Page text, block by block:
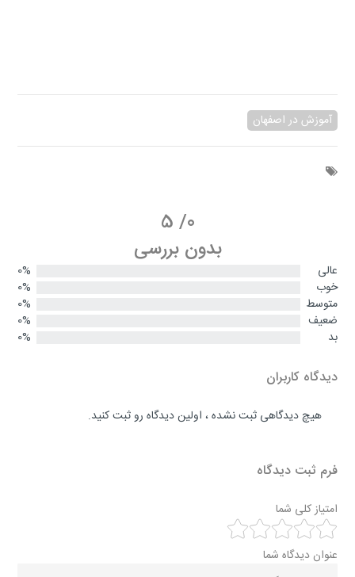
آموزش در اصفهان
0
/
5
بدون بررسی
عالی
0%
خوب
0%
متوسط
0%
ضعیف
0%
بد
0%
دیدگاه کاربران
هیچ دیدگاهی ثبت نشده ، اولین دیدگاه رو ثبت کنید.
فرم ثبت دیدگاه
امتیاز کلی شما
عنوان دیدگاه شما